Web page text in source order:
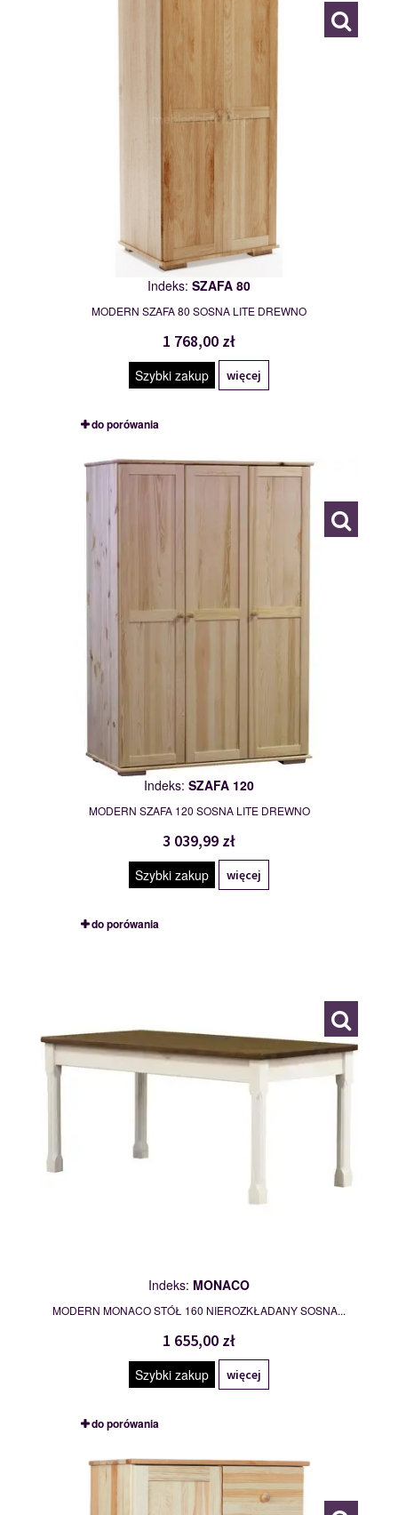
Indeks: SZAFA 80
MODERN SZAFA 80 SOSNA LITE DREWNO
1 768,00 zł
Szybki zakup więcej
do porówania
SZAFA 120
109773
Indeks: SZAFA 120
MODERN SZAFA 120 SOSNA LITE DREWNO
3 039,99 zł
Szybki zakup więcej
do porówania
Indeks: MONACO
MODERN MONACO STÓŁ 160 NIEROZKŁADANY SOSNA...
1 655,00 zł
Szybki zakup więcej
do porówania
BIELIŹNIARKA I
113039